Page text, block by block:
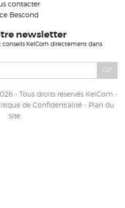
contacter
Bescond
newsletter
conseils KelCom directement dans
OK
- Tous droits réservés KelCom -
de Confidentialité- Plan du
site